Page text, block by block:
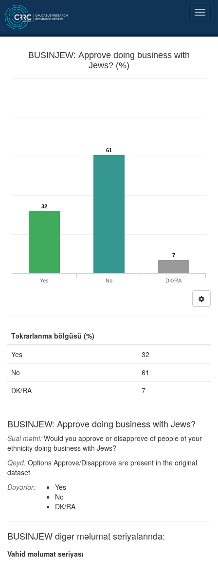
BUSINJEW: Approve doing business with
Jews? (%)
32
61
7
Yes No DK/RA
Təkrarlanma bölgüsü (%)
Yes
32
No
61
DK/RA
7
BUSINJEW: Approve doing business with Jews?
Sual mətni: Would you approve or disapprove of people of your
ethnicity doing business with Jews?
Qeyd: Options Approve/Disapprove are present in the original
dataset
Dəyərlər:
Yes
No
DK/RA
BUSINJEW digər məlumat seriyalarında:
Vahid məlumat seriyası